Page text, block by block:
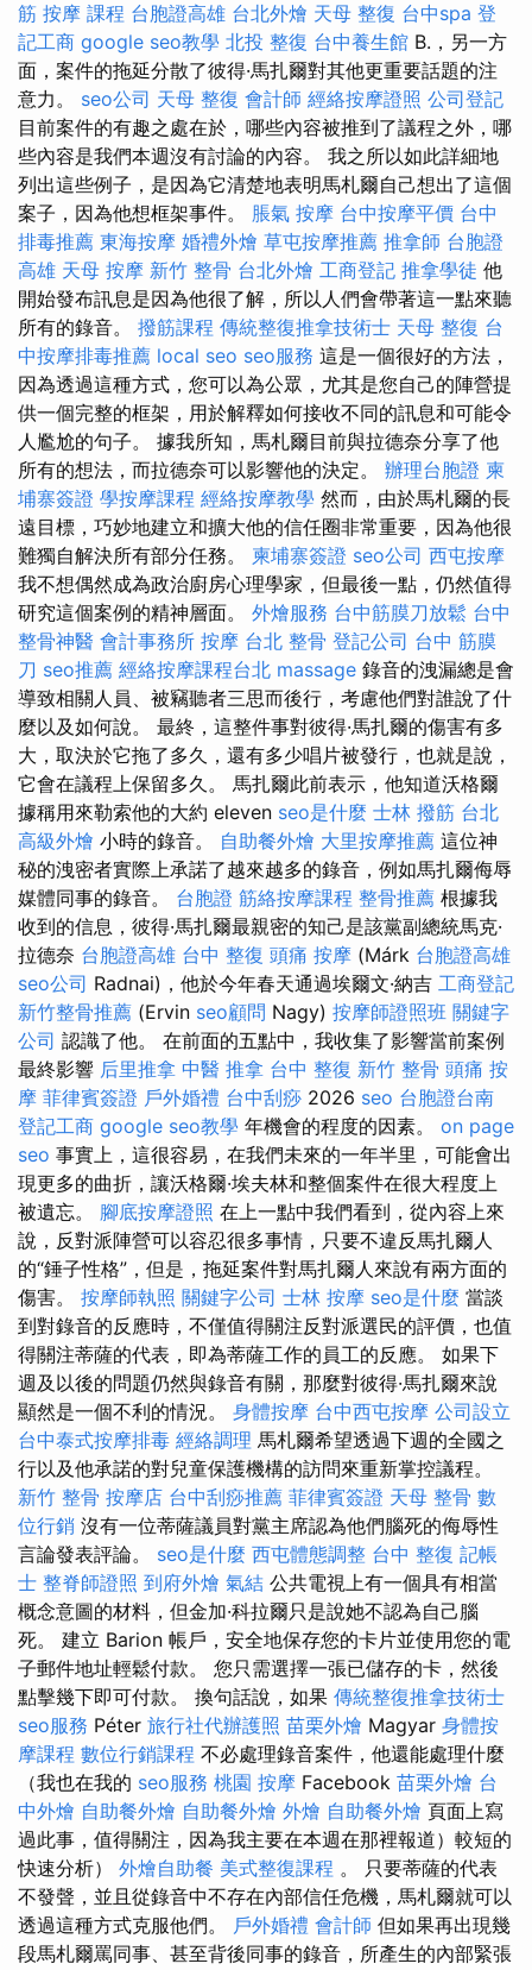
筋 按摩 課程 台胞證高雄 台北外燴 天母 整復 台中spa 登
記工商 google seo教學 北投 整復 台中養生館 B.，另一方
面，案件的拖延分散了彼得·馬扎爾對其他更重要話題的注
意力。 seo公司 天母 整復 會計師 經絡按摩證照 公司登記
目前案件的有趣之處在於，哪些內容被推到了議程之外，哪
些內容是我們本週沒有討論的內容。 我之所以如此詳細地
列出這些例子，是因為它清楚地表明馬札爾自己想出了這個
案子，因為他想框架事件。 脹氣 按摩 台中按摩平價 台中
排毒推薦 東海按摩 婚禮外燴 草屯按摩推薦 推拿師 台胞證
高雄 天母 按摩 新竹 整骨 台北外燴 工商登記 推拿學徒 他
開始發布訊息是因為他很了解，所以人們會帶著這一點來聽
所有的錄音。 撥筋課程 傳統整復推拿技術士 天母 整復 台
中按摩排毒推薦 local seo seo服務 這是一個很好的方法，
因為透過這種方式，您可以為公眾，尤其是您自己的陣營提
供一個完整的框架，用於解釋如何接收不同的訊息和可能令
人尷尬的句子。 據我所知，馬札爾目前與拉德奈分享了他
所有的想法，而拉德奈可以影響他的決定。 辦理台胞證 柬
埔寨簽證 學按摩課程 經絡按摩教學 然而，由於馬札爾的長
遠目標，巧妙地建立和擴大他的信任圈非常重要，因為他很
難獨自解決所有部分任務。 柬埔寨簽證 seo公司 西屯按摩
我不想偶然成為政治廚房心理學家，但最後一點，仍然值得
研究這個案例的精神層面。 外燴服務 台中筋膜刀放鬆 台中
整骨神醫 會計事務所 按摩 台北 整骨 登記公司 台中 筋膜
刀 seo推薦 經絡按摩課程台北 massage 錄音的洩漏總是會
導致相關人員、被竊聽者三思而後行，考慮他們對誰說了什
麼以及如何說。 最終，這整件事對彼得·馬扎爾的傷害有多
大，取決於它拖了多久，還有多少唱片被發行，也就是說，
它會在議程上保留多久。 馬扎爾此前表示，他知道沃格爾
據稱用來勒索他的大約 eleven seo是什麼 士林 撥筋 台北
高級外燴 小時的錄音。 自助餐外燴 大里按摩推薦 這位神
秘的洩密者實際上承諾了越來越多的錄音，例如馬扎爾侮辱
媒體同事的錄音。 台胞證 筋絡按摩課程 整骨推薦 根據我
收到的信息，彼得·馬扎爾最親密的知己是該黨副總統馬克·
拉德奈 台胞證高雄 台中 整復 頭痛 按摩 (Márk 台胞證高雄
seo公司 Radnai)，他於今年春天通過埃爾文·納吉 工商登記
新竹整骨推薦 (Ervin seo顧問 Nagy) 按摩師證照班 關鍵字
公司 認識了他。 在前面的五點中，我收集了影響當前案例
最終影響 后里推拿 中醫 推拿 台中 整復 新竹 整骨 頭痛 按
摩 菲律賓簽證 戶外婚禮 台中刮痧 2026 seo 台胞證台南
登記工商 google seo教學 年機會的程度的因素。 on page
seo 事實上，這很容易，在我們未來的一年半里，可能會出
現更多的曲折，讓沃格爾·埃夫林和整個案件在很大程度上
被遺忘。 腳底按摩證照 在上一點中我們看到，從內容上來
說，反對派陣營可以容忍很多事情，只要不違反馬扎爾人
的“錘子性格”，但是，拖延案件對馬扎爾人來說有兩方面的
傷害。 按摩師執照 關鍵字公司 士林 按摩 seo是什麼 當談
到對錄音的反應時，不僅值得關注反對派選民的評價，也值
得關注蒂薩的代表，即為蒂薩工作的員工的反應。 如果下
週及以後的問題仍然與錄音有關，那麼對彼得·馬扎爾來說
顯然是一個不利的情況。 身體按摩 台中西屯按摩 公司設立
台中泰式按摩排毒 經絡調理 馬札爾希望透過下週的全國之
行以及他承諾的對兒童保護機構的訪問來重新掌控議程。
新竹 整骨 按摩店 台中刮痧推薦 菲律賓簽證 天母 整骨 數
位行銷 沒有一位蒂薩議員對黨主席認為他們腦死的侮辱性
言論發表評論。 seo是什麼 西屯體態調整 台中 整復 記帳
士 整脊師證照 到府外燴 氣結 公共電視上有一個具有相當
概念意圖的材料，但金加·科拉爾只是說她不認為自己腦
死。 建立 Barion 帳戶，安全地保存您的卡片並使用您的電
子郵件地址輕鬆付款。 您只需選擇一張已儲存的卡，然後
點擊幾下即可付款。 換句話說，如果 傳統整復推拿技術士
seo服務 Péter 旅行社代辦護照 苗栗外燴 Magyar 身體按
摩課程 數位行銷課程 不必處理錄音案件，他還能處理什麼
（我也在我的 seo服務 桃園 按摩 Facebook 苗栗外燴 台
中外燴 自助餐外燴 自助餐外燴 外燴 自助餐外燴 頁面上寫
過此事，值得關注，因為我主要在本週在那裡報道）較短的
快速分析） 外燴自助餐 美式整復課程 。 只要蒂薩的代表
不發聲，並且從錄音中不存在內部信任危機，馬札爾就可以
透過這種方式克服他們。 戶外婚禮 會計師 但如果再出現幾
段馬札爾罵同事、甚至背後同事的錄音，所產生的內部緊張